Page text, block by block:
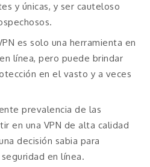
y únicas, y ser cauteloso
es solo una herramienta en
línea, pero puede brindar
en el vasto y a veces
prevalencia de las
en una VPN de alta calidad
decisión sabia para
en línea.